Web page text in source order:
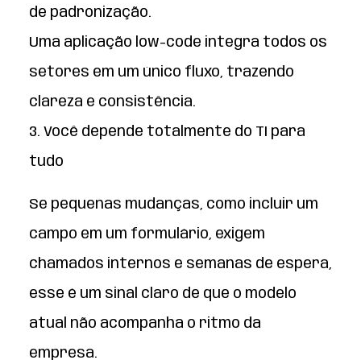
de padronização.
Uma aplicação low-code integra todos os
setores em um único fluxo, trazendo
clareza e consistência.
3. Você depende totalmente do TI para
tudo
Se pequenas mudanças, como incluir um
campo em um formulário, exigem
chamados internos e semanas de espera,
esse é um sinal claro de que o modelo
atual não acompanha o ritmo da
empresa.